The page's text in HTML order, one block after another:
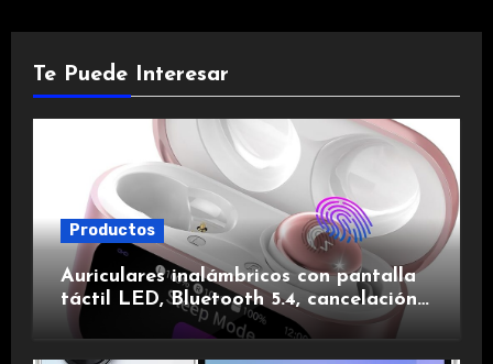
Te Puede Interesar
Productos
Auriculares inalámbricos con pantalla
táctil LED, Bluetooth 5.4, cancelación
de ruido, impermeables y de larga
duración.